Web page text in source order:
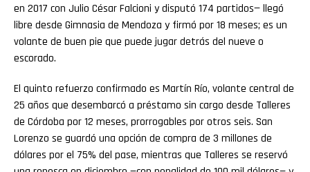
en 2017 con Julio César Falcioni y disputó 174 partidos— llegó
libre desde Gimnasia de Mendoza y firmó por 18 meses; es un
volante de buen pie que puede jugar detrás del nueve o
escorado.
El quinto refuerzo confirmado es Martín Río, volante central de
25 años que desembarcó a préstamo sin cargo desde Talleres
de Córdoba por 12 meses, prorrogables por otros seis. San
Lorenzo se guardó una opción de compra de 3 millones de
dólares por el 75% del pase, mientras que Talleres se reservó